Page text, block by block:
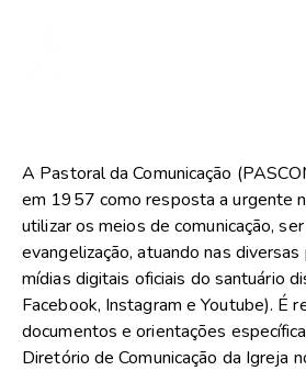
A Pastoral da Comunicação
em 1957 como resposta a urgente
utilizar os meios de comunicação,
evangelização, atuando nas
mídias digitais oficiais do santuário
Facebook, Instagram e Youtube). É
documentos e orientações
Diretório de Comunicação da Igreja